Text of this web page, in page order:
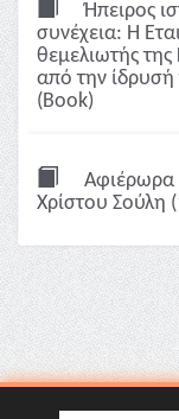
Ήπειρος
συνέχεια: Η
θεμελιωτής
από την
(Book)
Αφιέρωρα
Χρίστου Σούλη